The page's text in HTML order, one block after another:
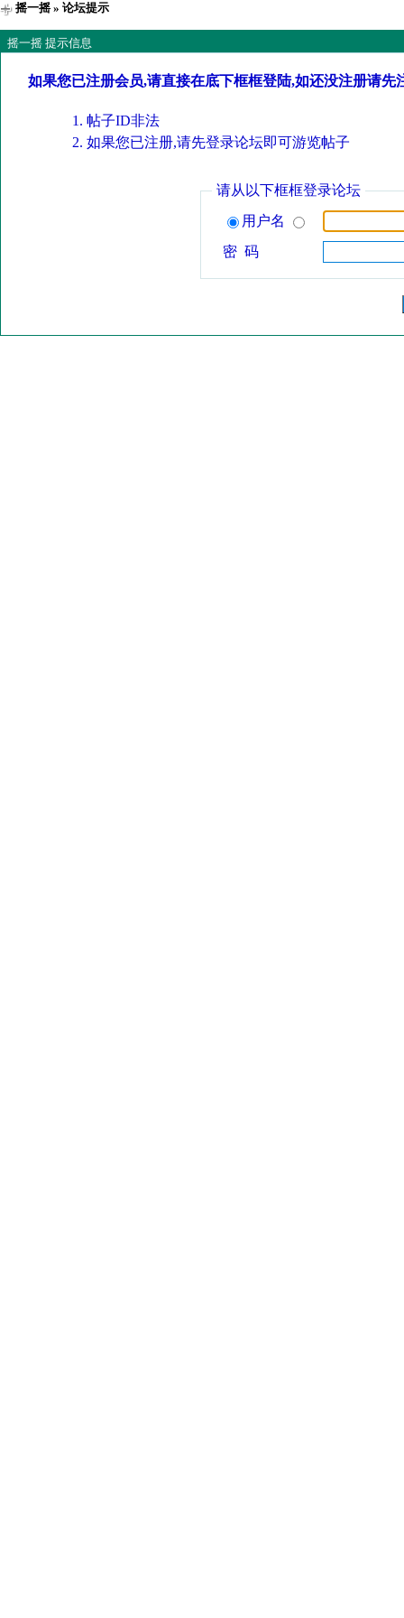
摇一摇» 论坛提示
摇一摇 提示信息
如果您已注册会员,请直接在底下框框登陆,如还没注册请先
帖子ID非法
如果您已注册,请先登录论坛即可游览帖子
请从以下框框登录论坛
用户名
密 码